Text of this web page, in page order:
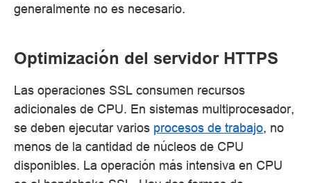
generalmente no es necesario.
Optimización del servidor HTTPS
Las operaciones SSL consumen recursos
adicionales de CPU. En sistemas multiprocesador,
se deben ejecutar varios procesos de trabajo, no
menos de la cantidad de núcleos de CPU
disponibles. La operación más intensiva en CPU